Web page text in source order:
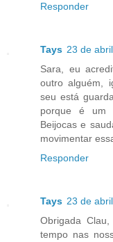
Responder
Tays 23 de
Sara, eu
outro alguém,
seu está
porque é um
Beijocas e
movimentar
Responder
Tays 23 de
Obrigada
tempo nas